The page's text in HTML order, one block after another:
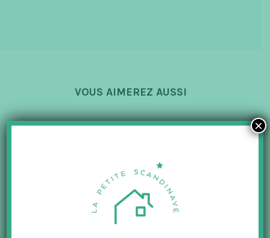
VOUS AIMEREZ AUSSI
×